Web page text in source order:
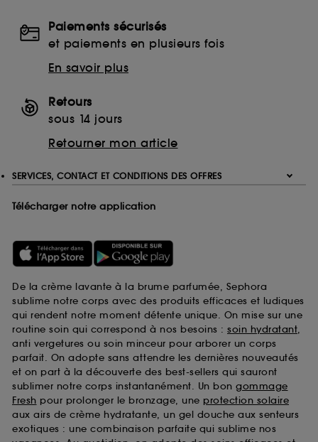
Paiements sécurisés
et paiements en plusieurs fois
En savoir plus
Retours
sous 14 jours
Retourner mon article
SERVICES, CONTACT ET CONDITIONS DES OFFRES
Télécharger notre application
De la crème lavante à la brume parfumée, Sephora
sublime notre corps avec des produits efficaces et ludiques
qui rendent notre moment détente unique. On mise sur une
routine soin qui correspond à nos besoins : soin hydratant,
anti vergetures ou soin minceur pour arborer un corps
parfait. On adopte sans attendre les dernières nouveautés
et on part à la découverte des best-sellers qui sauront
sublimer notre corps instantanément. Un bon gommage
Fresh pour prolonger le bronzage, une protection solaire
aux airs de crème hydratante, un gel douche aux senteurs
exotiques : une combinaison parfaite qui sublime nos